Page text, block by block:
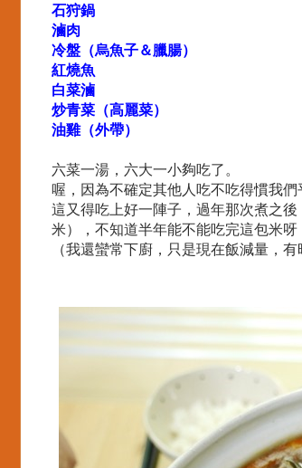
石狩鍋
滷肉
冷盤（烏魚子＆臘腸）
紅燒魚
白菜滷
炒青菜（高麗菜）
油雞（外帶）
六菜一湯，六大一小夠吃了。
喔，因為不確定其他人吃不吃得慣我
這又得吃上好一陣子，過年那次煮之
米），不知道半年能不能吃完這包米呀
（我還蠻常下廚，只是現在飯減量，